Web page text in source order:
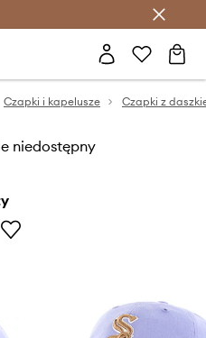
Club >
Czapki i kapelusze Czapki z
niedostępny